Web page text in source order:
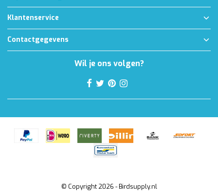
Klantenservice
Contactgegevens
Wil je ons volgen?
© Copyright 2026 - Birdsupply.nl